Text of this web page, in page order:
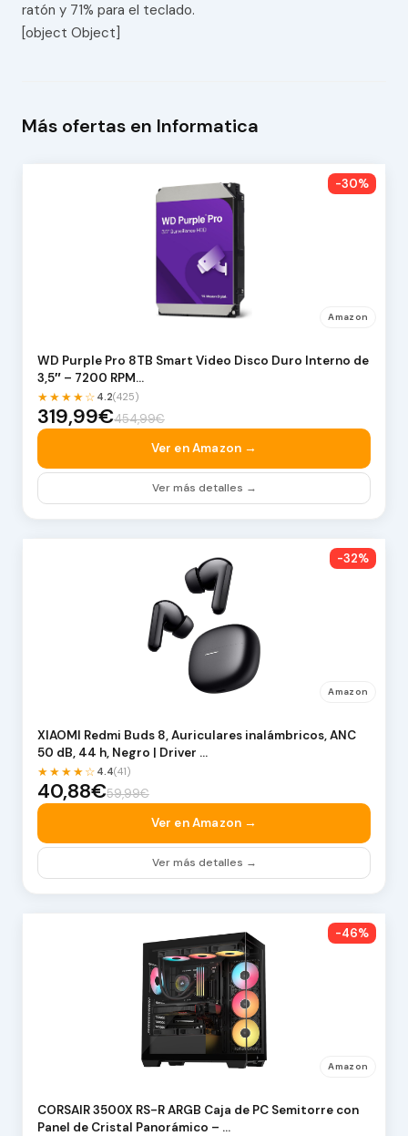
ratón y 71% para el teclado.
[object Object]
Más ofertas en Informatica
-30%
Amazon
WD Purple Pro 8TB Smart Video Disco Duro Interno de
3,5″ – 7200 RPM…
★★★★☆ 4.2(425)
319,99€454,99€
Ver en Amazon →
Ver más detalles →
-32%
Amazon
XIAOMI Redmi Buds 8, Auriculares inalámbricos, ANC
50 dB, 44 h, Negro | Driver …
★★★★☆ 4.4(41)
40,88€59,99€
Ver en Amazon →
Ver más detalles →
-46%
Amazon
CORSAIR 3500X RS-R ARGB Caja de PC Semitorre con
Panel de Cristal Panorámico – …